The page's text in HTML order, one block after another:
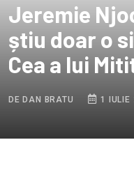
Jeremie
știu doar o
Cea a lui
DE DAN BRATU 1 IULIE